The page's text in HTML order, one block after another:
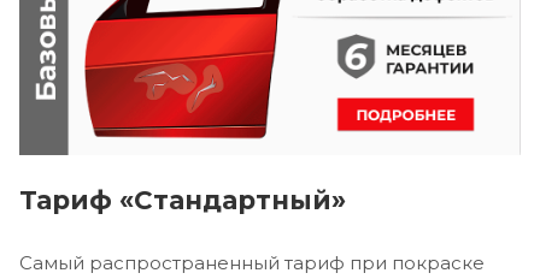
Тариф «Стандартный»
Самый распространенный тариф при покраске